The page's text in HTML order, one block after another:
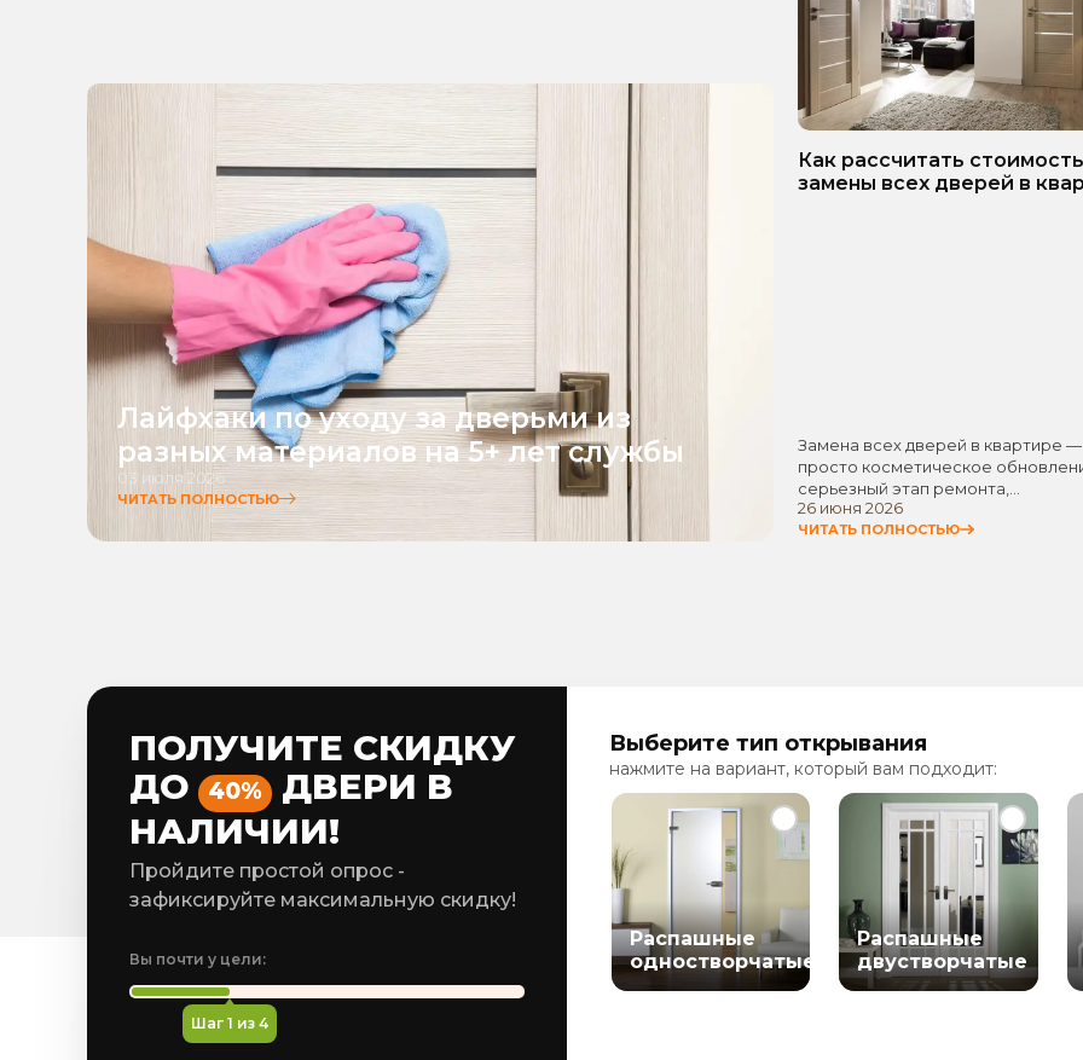
Лайфхаки по уходу за дверьми из
разных материалов на 5+ лет службы
03 июля 2026
ЧИТАТЬ ПОЛНОСТЬЮ
Как рассчитать стоимость
замены всех дверей в
Замена всех дверей в квартире —
просто косметическое
серьезный этап ремонта,…
26 июня 2026
ЧИТАТЬ ПОЛНОСТЬЮ
ПОЛУЧИТЕ СКИДКУ
ДО
40%
ДВЕРИ В
НАЛИЧИИ!
Пройдите простой опрос -
зафиксируйте максимальную скидку!
Вы почти у цели:
Шаг 1 из 4
Выберите тип открывания
нажмите на вариант, который вам подходит:
Распашные
одностворчатые
Распашные
двустворчатые